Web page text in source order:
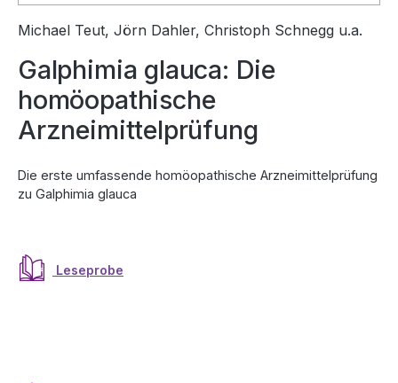
Michael Teut, Jörn Dahler, Christoph Schnegg u.a.
Galphimia glauca: Die
homöopathische
Arzneimittelprüfung
Die erste umfassende homöopathische Arzneimittelprüfung
zu Galphimia glauca
Leseprobe